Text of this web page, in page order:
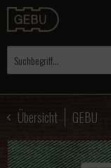
Übersicht GEBU